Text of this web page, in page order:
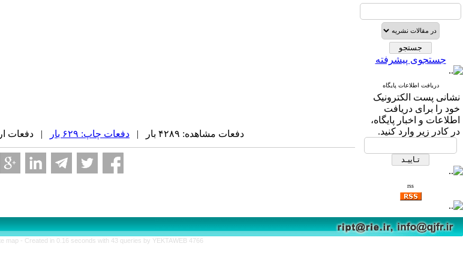
جستجوی پیشرفته
دریافت اطلاعات پایگاه
نشانی پست الکترونیک
خود را برای دریافت
اطلاعات و اخبار پایگاه،
در کادر زیر وارد کنید.
rss
دفعات مشاهده: ۴۲۸۹ بار | دفعات چاپ: ۶۲۹ بار | دفعات
map - Created in 0.16 seconds with 43 queries by YEKTAWEB 4766